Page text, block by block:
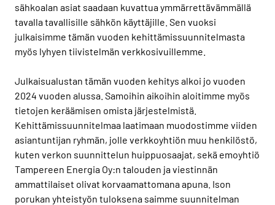
sähkoalan asiat saadaan kuvattua ymmärrettävämmällä
tavalla tavallisille sähkön käyttäjille. Sen vuoksi
julkaisimme tämän vuoden kehittämissuunnitelmasta
myös lyhyen tiivistelmän verkkosivuillemme.
Julkaisualustan tämän vuoden kehitys alkoi jo vuoden
2024 vuoden alussa. Samoihin aikoihin aloitimme myös
tietojen keräämisen omista järjestelmistä.
Kehittämissuunnitelmaa laatimaan muodostimme viiden
asiantuntijan ryhmän, jolle verkkoyhtiön muu henkilöstö,
kuten verkon suunnittelun huippuosaajat, sekä emoyhtiö
Tampereen Energia Oy:n talouden ja viestinnän
ammattilaiset olivat korvaamattomana apuna. Ison
porukan yhteistyön tuloksena saimme suunnitelman